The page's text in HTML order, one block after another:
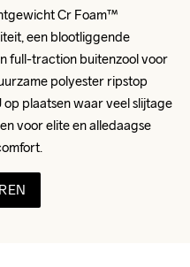
Cr Foam™
een blootliggende
full-traction buitenzool voor
polyester ripstop
plaatsen waar veel slijtage
voor elite en alledaagse